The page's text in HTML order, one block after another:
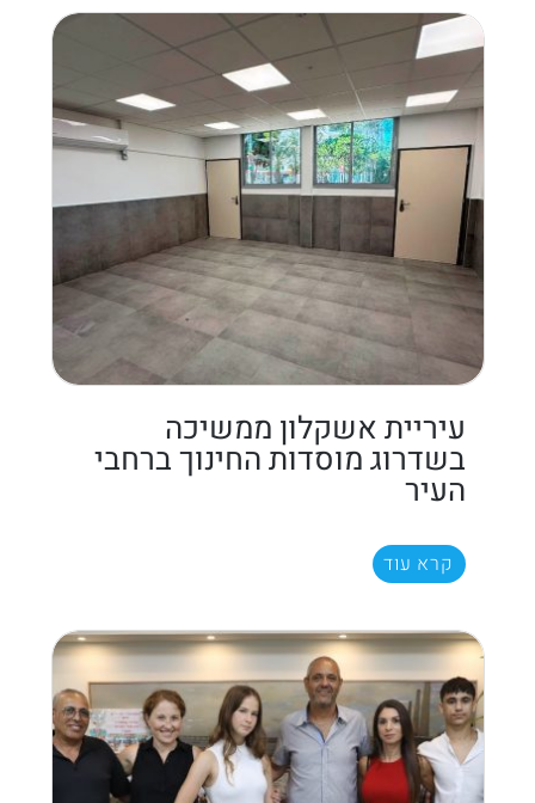
עיריית אשקלון ממשיכה
בשדרוג מוסדות החינוך ברחבי
העיר
קרא עוד